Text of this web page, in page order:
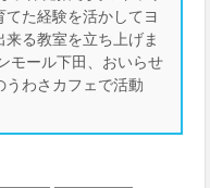
てた経験を活かしてヨ
る教室を立ち上げま
モール下田、おいらせ
うわさカフェで活動